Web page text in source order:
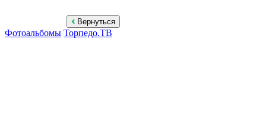
Вернуться
Фотоальбомы Торпедо.ТВ